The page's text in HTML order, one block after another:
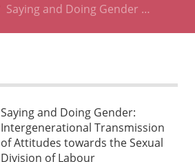
Saying and Doing Gender …
Saying and Doing Gender:
Intergenerational Transmission
of Attitudes towards the Sexual
Division of Labour